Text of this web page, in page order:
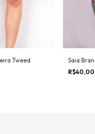
Tweed
Saia
R$40,00